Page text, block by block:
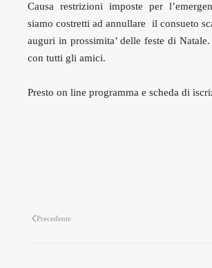
Causa restrizioni imposte per
siamo costretti ad annullare il consueto
auguri in prossimita’ delle feste di Natale.
con tutti gli amici.
Presto on line programma e scheda di
Precedente